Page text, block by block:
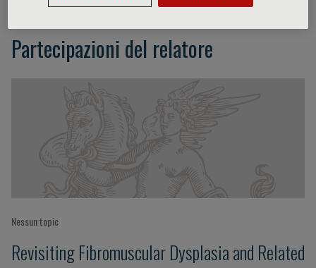
Partecipazioni del relatore
Nessun topic
Revisiting Fibromuscular Dysplasia and Related